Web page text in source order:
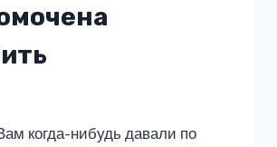
когда-нибудь давали по